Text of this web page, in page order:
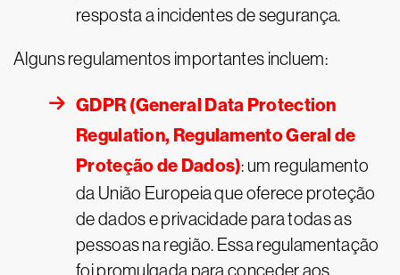
resposta a incidentes de segurança.
Alguns regulamentos importantes incluem:
GDPR (General Data Protection
Regulation, Regulamento Geral de
Proteção de Dados): um regulamento
da União Europeia que oferece proteção
de dados e privacidade para todas as
pessoas na região. Essa regulamentação
foi promulgada para conceder aos